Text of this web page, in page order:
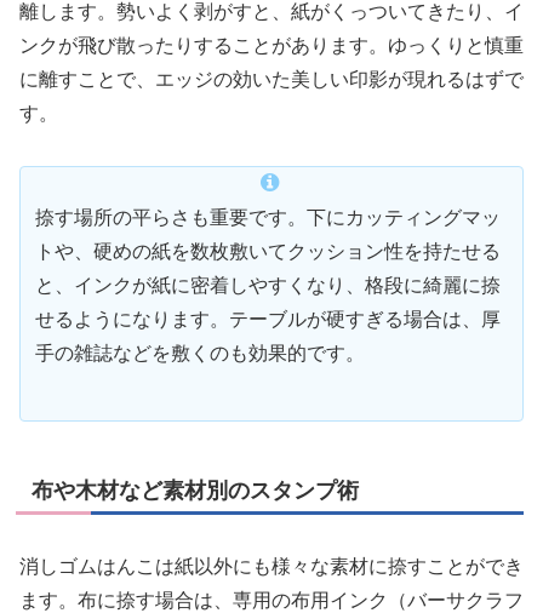
離します。勢いよく剥がすと、紙がくっついてきたり、イ
ンクが飛び散ったりすることがあります。ゆっくりと慎重
に離すことで、エッジの効いた美しい印影が現れるはずで
す。
捺す場所の平らさも重要です。下にカッティングマッ
トや、硬めの紙を数枚敷いてクッション性を持たせる
と、インクが紙に密着しやすくなり、格段に綺麗に捺
せるようになります。テーブルが硬すぎる場合は、厚
手の雑誌などを敷くのも効果的です。
布や木材など素材別のスタンプ術
消しゴムはんこは紙以外にも様々な素材に捺すことができ
ます。布に捺す場合は、専用の布用インク（バーサクラフ